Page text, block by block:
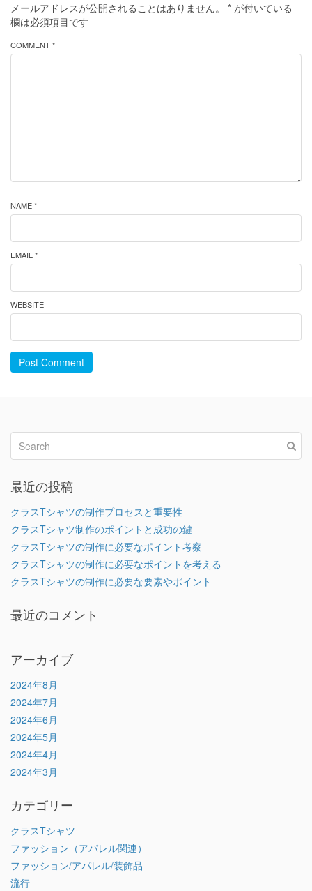
メールアドレスが公開されることはありません。 * が付いている
欄は必須項目です
COMMENT *
NAME *
EMAIL *
WEBSITE
Post Comment
最近の投稿
クラスTシャツの制作プロセスと重要性
クラスTシャツ制作のポイントと成功の鍵
クラスTシャツの制作に必要なポイント考察
クラスTシャツの制作に必要なポイントを考える
クラスTシャツの制作に必要な要素やポイント
最近のコメント
アーカイブ
2024年8月
2024年7月
2024年6月
2024年5月
2024年4月
2024年3月
カテゴリー
クラスTシャツ
ファッション（アパレル関連）
ファッション/アパレル/装飾品
流行